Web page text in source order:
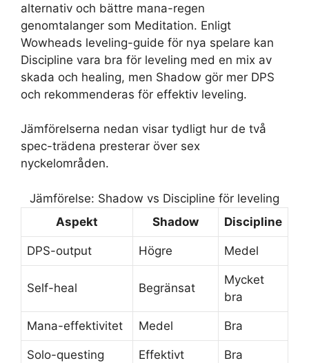
alternativ och bättre mana-regen
genomtalanger som Meditation. Enligt
Wowheads leveling-guide för nya spelare kan
Discipline vara bra för leveling med en mix av
skada och healing, men Shadow gör mer DPS
och rekommenderas för effektiv leveling.
Jämförelserna nedan visar tydligt hur de två
spec-trädena presterar över sex
nyckelområden.
Jämförelse: Shadow vs Discipline för leveling
Aspekt
Shadow Discipline
DPS-output Högre Medel
Self-heal Begränsat
Mycket
bra
Mana-effektivitet Medel Bra
Solo-questing Effektivt Bra